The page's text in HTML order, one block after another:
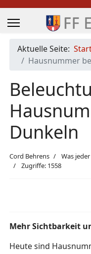
Aktuelle Seite:
Hausnummer
Dunkeln
Cord Behrens Was
Zugriffe: 1558
Mehr Sichtbarkeit
Heute sind